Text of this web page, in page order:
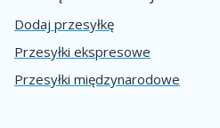
Dodaj przesyłkę
Przesyłki ekspresowe
Przesyłki międzynarodowe